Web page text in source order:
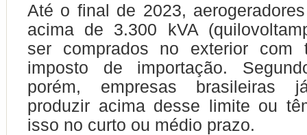
Até o final de 2023,
acima de 3.300 kVA
ser comprados no exterior com
imposto de importação.
porém, empresas brasileiras
produzir acima desse limite ou
isso no curto ou médio prazo.